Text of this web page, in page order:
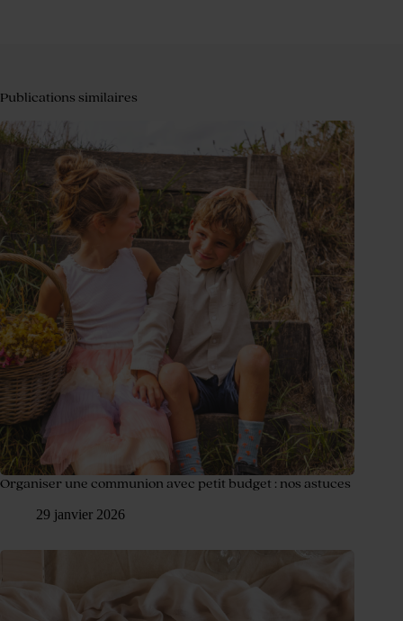
Publications similaires
Organiser une communion avec petit budget : nos astuces
29 janvier 2026